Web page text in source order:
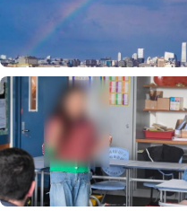
Humaniora
Beijing jadi ibu kota
UNESCO-UIA 2029. Apa
Indonesia•06 Aug 2026